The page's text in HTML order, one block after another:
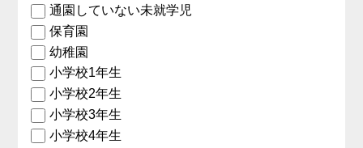
通園していない未就学児
保育園
幼稚園
小学校1年生
小学校2年生
小学校3年生
小学校4年生